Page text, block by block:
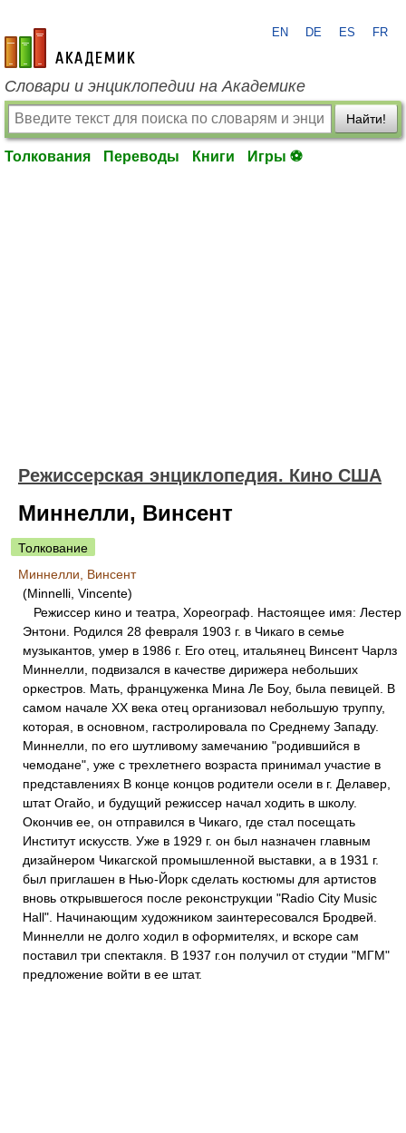
academic.ru
EN DE ES FR
Словари и энциклопедии на Академике
Найти!
Толкования Переводы Книги Игры ⚽
Режиссерская энциклопедия. Кино США
Миннелли, Винсент
Толкование
Миннелли, Винсент
(Minnelli, Vincente)
Режиссер кино и театра, Хореограф. Настоящее имя: Лестер
Энтони. Родился 28 февраля 1903 г. в Чикаго в семье
музыкантов, умер в 1986 г. Его отец, итальянец Винсент Чарлз
Миннелли, подвизался в качестве дирижера небольших
оркестров. Мать, француженка Мина Ле Боу, была певицей. В
самом начале XX века отец организовал небольшую труппу,
которая, в основном, гастролировала по Среднему Западу.
Миннелли, по его шутливому замечанию "родившийся в
чемодане", уже с трехлетнего возраста принимал участие в
представлениях В конце концов родители осели в г. Делавер,
штат Огайо, и будущий режиссер начал ходить в школу.
Окончив ее, он отправился в Чикаго, где стал посещать
Институт искусств. Уже в 1929 г. он был назначен главным
дизайнером Чикагской промышленной выставки, а в 1931 г.
был приглашен в Нью-Йорк сделать костюмы для артистов
вновь открывшегося после реконструкции "Radio City Music
Hall". Начинающим художником заинтересовался Бродвей.
Миннелли не долго ходил в оформителях, и вскоре сам
поставил три спектакля. В 1937 г.он получил от студии "МГМ"
предложение войти в ее штат.